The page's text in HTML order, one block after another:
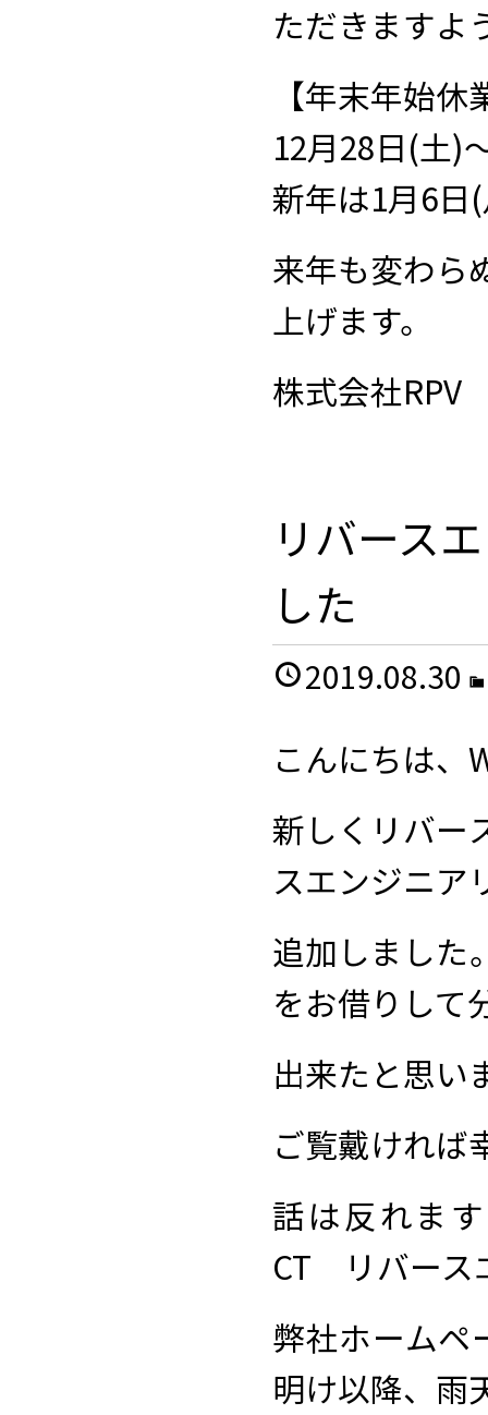
ただきますよ
【年末年始
12月28日(土)
新年は1月6日
来年も変わら
上げます。
株式会社
リバース
した
2019.08.30
こんにちは、
新しくリバー
スエンジニア
追加しました
をお借りして
出来たと思い
ご覧戴ければ
話は反れま
CT リバース
弊社ホーム
明け以降、雨